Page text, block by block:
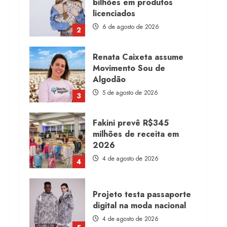
2
licenciados
6 de agosto de 2026
3
Renata Caixeta assume
Movimento Sou de
Algodão
5 de agosto de 2026
4
Fakini prevê R$345
milhões de receita em
2026
4 de agosto de 2026
Projeto testa passaporte
digital na moda nacional
4 de agosto de 2026